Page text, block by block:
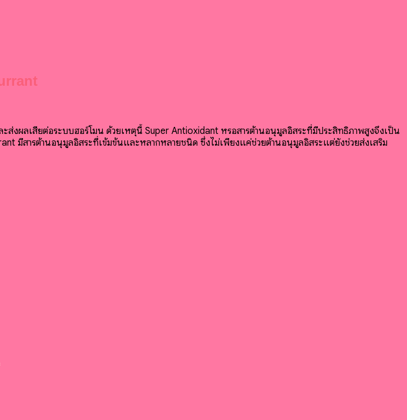
ผลเสียต่อระบบฮอร์โมน ด้วยเหตุนี้ Super Antioxidant หรือสารต้านอนุมูลอิสระที่มีประสิทธิภาพสูงจึงเป็น
มีสารต้านอนุมูลอิสระที่เข้มข้นและหลากหลายชนิด ซึ่งไม่เพียงแค่ช่วยต้านอนุมูลอิสระแต่ยังช่วยส่งเสริม